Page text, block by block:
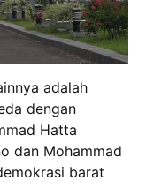
adalah
dengan
Hatta
dan Mohammad
barat